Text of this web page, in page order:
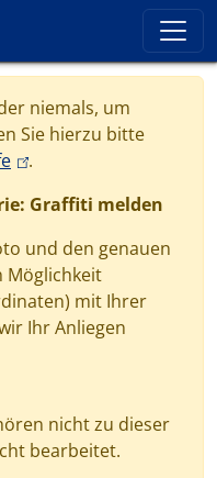
niemals, um
Sie hierzu bitte
(link is external)
.
Graffiti melden
und den genauen
Möglichkeit
mit Ihrer
Ihr Anliegen
nicht zu dieser
bearbeitet.